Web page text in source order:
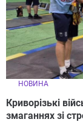
НОВИНА
Криворізькі
змаганнях зі